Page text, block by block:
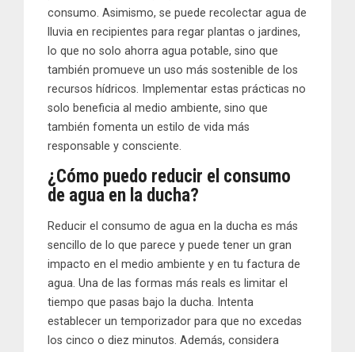
consumo. Asimismo, se puede recolectar agua de
lluvia en recipientes para regar plantas o jardines,
lo que no solo ahorra agua potable, sino que
también promueve un uso más sostenible de los
recursos hídricos. Implementar estas prácticas no
solo beneficia al medio ambiente, sino que
también fomenta un estilo de vida más
responsable y consciente.
¿Cómo puedo reducir el consumo
de agua en la ducha?
Reducir el consumo de agua en la ducha es más
sencillo de lo que parece y puede tener un gran
impacto en el medio ambiente y en tu factura de
agua. Una de las formas más reals es limitar el
tiempo que pasas bajo la ducha. Intenta
establecer un temporizador para que no excedas
los cinco o diez minutos. Además, considera